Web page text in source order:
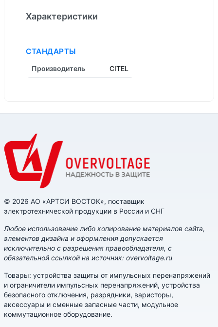
Характеристики
СТАНДАРТЫ
Производитель CITEL
© 2026 АО «АРТСИ ВОСТОК», поставщик
электротехнической продукции в России и СНГ
Любое использование либо копирование материалов сайта,
элементов дизайна и оформления допускается
исключительно с разрешения правообладателя, с
обязательной ссылкой на источник: overvoltage.ru
Товары: устройства защиты от импульсных перенапряжений
и ограничители импульсных перенапряжений, устройства
безопасного отключения, разрядники, варисторы,
аксессуары и сменные запасные части, модульное
коммутационное оборудование.